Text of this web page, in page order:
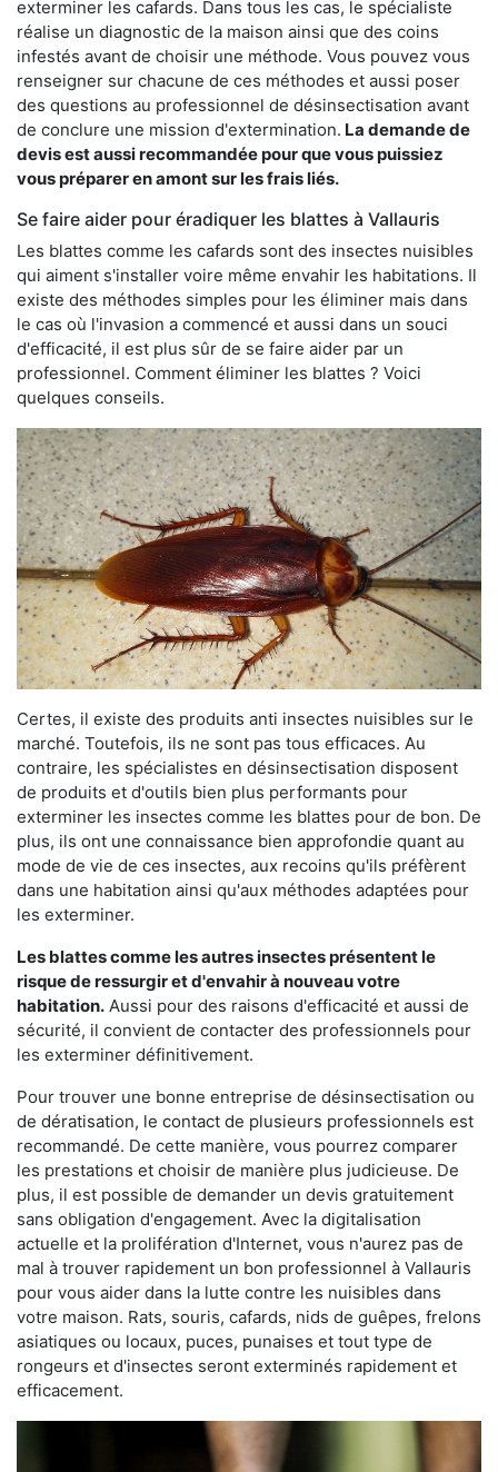
exterminer les cafards. Dans tous les cas, le spécialiste
réalise un diagnostic de la maison ainsi que des coins
infestés avant de choisir une méthode. Vous pouvez vous
renseigner sur chacune de ces méthodes et aussi poser
des questions au professionnel de désinsectisation avant
de conclure une mission d'extermination. La demande de
devis est aussi recommandée pour que vous puissiez
vous préparer en amont sur les frais liés.
Se faire aider pour éradiquer les blattes à Vallauris
Les blattes comme les cafards sont des insectes nuisibles
qui aiment s'installer voire même envahir les habitations. Il
existe des méthodes simples pour les éliminer mais dans
le cas où l'invasion a commencé et aussi dans un souci
d'efficacité, il est plus sûr de se faire aider par un
professionnel. Comment éliminer les blattes ? Voici
quelques conseils.
Certes, il existe des produits anti insectes nuisibles sur le
marché. Toutefois, ils ne sont pas tous efficaces. Au
contraire, les spécialistes en désinsectisation disposent
de produits et d'outils bien plus performants pour
exterminer les insectes comme les blattes pour de bon. De
plus, ils ont une connaissance bien approfondie quant au
mode de vie de ces insectes, aux recoins qu'ils préfèrent
dans une habitation ainsi qu'aux méthodes adaptées pour
les exterminer.
Les blattes comme les autres insectes présentent le
risque de ressurgir et d'envahir à nouveau votre
habitation. Aussi pour des raisons d'efficacité et aussi de
sécurité, il convient de contacter des professionnels pour
les exterminer définitivement.
Pour trouver une bonne entreprise de désinsectisation ou
de dératisation, le contact de plusieurs professionnels est
recommandé. De cette manière, vous pourrez comparer
les prestations et choisir de manière plus judicieuse. De
plus, il est possible de demander un devis gratuitement
sans obligation d'engagement. Avec la digitalisation
actuelle et la prolifération d'Internet, vous n'aurez pas de
mal à trouver rapidement un bon professionnel à Vallauris
pour vous aider dans la lutte contre les nuisibles dans
votre maison. Rats, souris, cafards, nids de guêpes, frelons
asiatiques ou locaux, puces, punaises et tout type de
rongeurs et d'insectes seront exterminés rapidement et
efficacement.